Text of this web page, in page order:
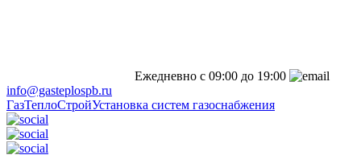
Ежедневно с 09:00 до 19:00
info@gasteplospb.ru
ГазТеплоСтройУстановка систем газоснабжения